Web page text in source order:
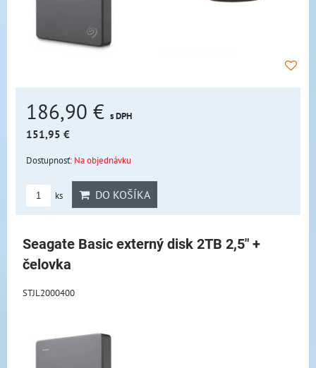
186,90 € s DPH
151,95 €
Dostupnosť: Na objednávku
ks DO KOŠÍKA
Seagate Basic externý disk 2TB 2,5" +
čelovka
STJL2000400